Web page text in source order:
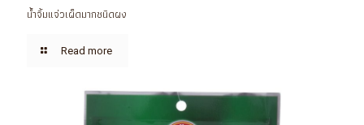
น้ำจิ้มแจ่วเผ็ดมากชนิดผง
Read more